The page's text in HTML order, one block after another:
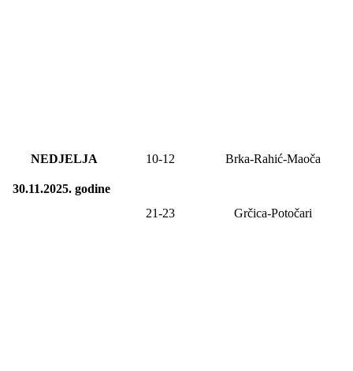
NEDJELJA
30.11.2025. godine
10-12 Brka-Rahić-Maoča
21-23 Grčica-Potočari